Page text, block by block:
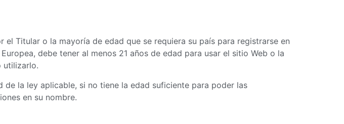
Titular o la mayoría de edad que se requiera su país para registrarse en
debe tener al menos 21 años de edad para usar el sitio Web o la
utilizarlo.
la ley aplicable, si no tiene la edad suficiente para poder las
en su nombre.